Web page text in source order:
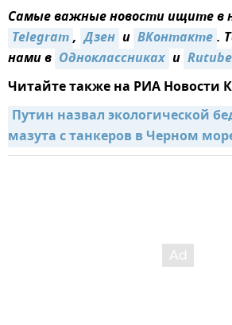
Самые важные новости ищите в
Telegram, Дзен и ВКонтакте.
нами в Одноклассниках и
Читайте также на РИА Новости
Путин назвал экологической
мазута с танкеров в Черном